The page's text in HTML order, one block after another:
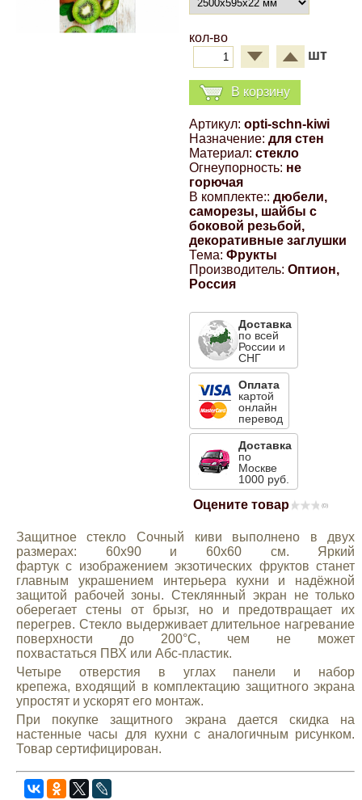
кол-во
шт
В корзину
Артикул: opti-schn-kiwi
Назначение: для стен
Материал: стекло
Огнеупорность: не
горючая
В комплекте:: дюбели,
саморезы, шайбы с
боковой резьбой,
декоративные заглушки
Тема: Фрукты
Производитель: Оптион,
Россия
Доставка
по всей
России и
СНГ
Оплата
картой
онлайн
перевод
Доставка
по
Москве
1000 руб.
Оцените товар (0)
Защитное стекло Сочный киви выполнено в двух
размерах: 60х90 и 60х60 см. Яркий
фартук с изображением экзотических фруктов станет
главным украшением интерьера кухни и надёжной
защитой рабочей зоны. Стеклянный экран не только
оберегает стены от брызг, но и предотвращает их
перегрев. Стекло выдерживает длительное нагревание
поверхности до 200°C, чем не может
похвастаться ПВХ или Абс-пластик.
Четыре отверстия в углах панели и набор
крепежа, входящий в комплектацию защитного экрана
упростят и ускорят его монтаж.
При покупке защитного экрана дается скидка на
настенные часы для кухни с аналогичным рисунком.
Товар сертифицирован.
Компрессионные фитинги Poliext
Toyota
Volkswagen
УАЗ
Дополнительные товары
Эмали универсальные акриловые
Магнитные панели на холодильник